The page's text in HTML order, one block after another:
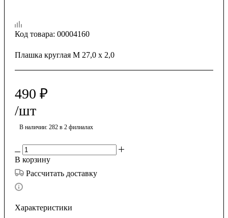
Код товара: 00004160
Плашка круглая М 27,0 х 2,0
490 ₽
/шт
В наличии: 282 в 2 филиалах
В корзину
Рассчитать доставку
Характеристики